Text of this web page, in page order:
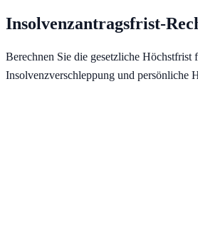
Insolvenzantragsfrist-
Berechnen Sie die gesetzliche
Insolvenzverschleppung und persönliche